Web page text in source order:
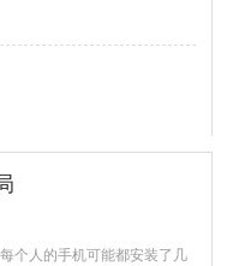
个人的手机可能都安装了几